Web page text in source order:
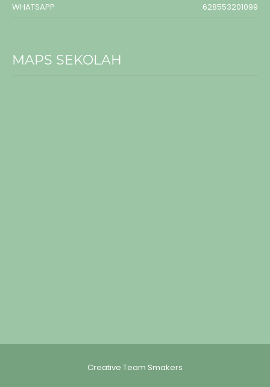
WHATSAPP
628553201099
MAPS SEKOLAH
Creative Team Smakers